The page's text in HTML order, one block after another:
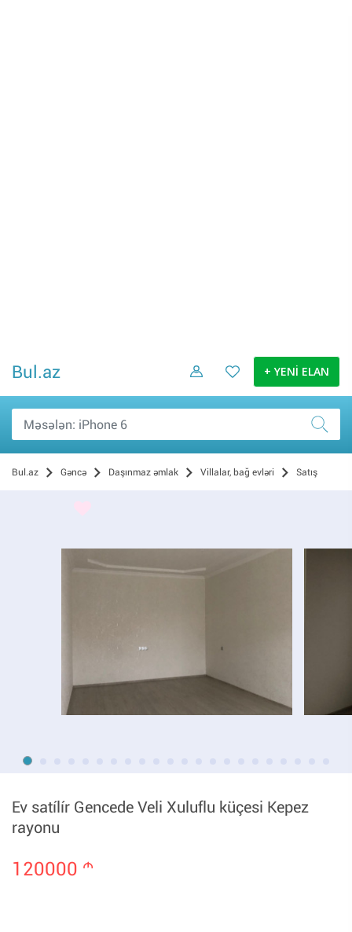
Bul.az + YENİ ELAN
Bul.az Gəncə Daşınmaz əmlak Villalar, bağ evləri Satış
Ev satílír Gencede Veli Xuluflu küçesi Kepez
rayonu
120000 m